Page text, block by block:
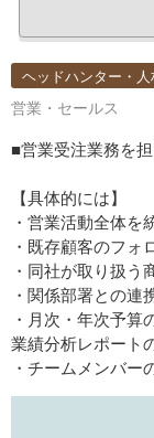
ヘッドハンター・
営業・セールス
■営業受注業務を
【具体的には】
・営業活動全体を
・既存顧客のフォ
・同社が取り扱
・関係部署との連
・月次・年次予
業績分析レポート
・チームメンバー